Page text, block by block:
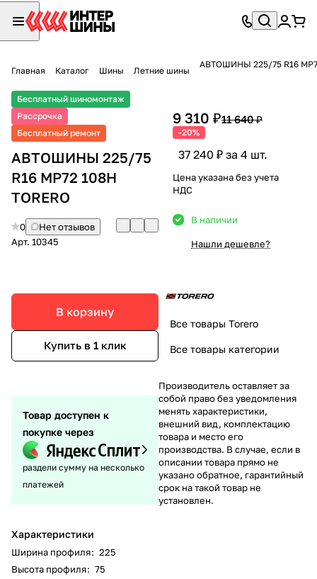
Главная Каталог Шины Летние шины
АВТОШИНЫ 225/75 R16
Бесплатный шиномонтаж
Рассрочка
Бесплатный ремонт
АВТОШИНЫ 225/75
R16 MP72 108H
TORERO
0
Нет отзывов
Арт. 10345
В корзину
Купить в 1 клик
Товар доступен к
покупке через
раздели сумму на несколько
платежей
Характеристики
Ширина профиля: 225
Высота профиля: 75
9 310 ₽11 640 ₽
-20%
37 240 ₽ за 4 шт.
Цена указана без учета
НДС
В наличии
Нашли дешевле?
Все товары Torero
Все товары категории
Производитель оставляет за
собой право без уведомления
менять характеристики,
внешний вид, комплектацию
товара и место его
производства. В случае, если в
описании товара прямо не
указано обратное, гарантийный
срок на такой товар не
установлен.